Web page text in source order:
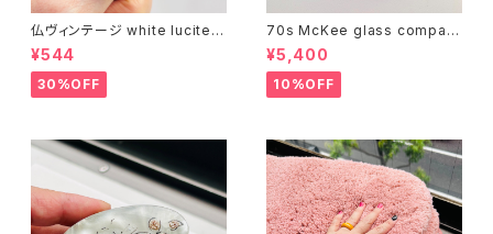
仏ヴィンテージ white lucite c
onfetti 山型イヤリング
¥544
30%OFF
70s McKee glass compan
y ハンドペイントハンド小皿
（赤）
¥5,400
10%OFF